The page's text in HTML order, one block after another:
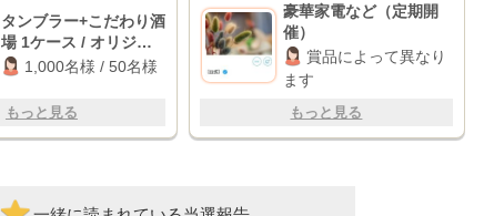
タンブラー+こだわり酒
場 1ケース / オリジナ
ルYogibo
1,000名様 / 50名様
もっと見る
豪華家電など（定期開
催）
賞品によって異なり
ます
もっと見る